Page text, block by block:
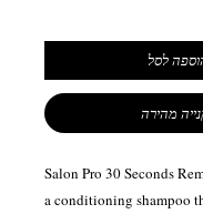
לסל
מהירה
Salon Pro 30 Seconds
a conditioning shampoo